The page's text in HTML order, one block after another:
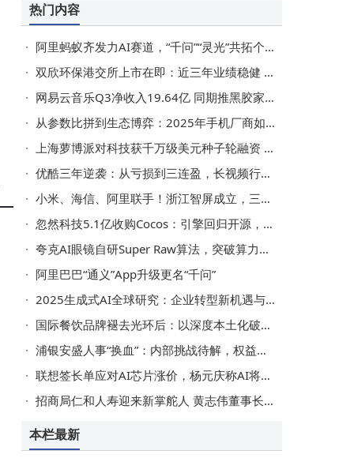
热门内容
阿里蚂蚁齐发力AI赛道，“千问”“灵光”共拓个人AI应用新蓝海
双欣环保港交所上市在即：近三年业绩稳健 2025上半年净利达2.81亿
网易云音乐Q3净收入19.64亿 同期推黑胶家庭会员及多项福利活动
从参数比拼到生态博弈：2025年手机厂商如何以体验破局存量市场？
上海萝博派对科技获千万级美元种子轮融资 携手经纬小米等共拓人形机器人新蓝海
优酷三年逆袭：从亏损到三连盈，长视频行业找到可持续发展新路径
小米、海信、阿里联手！浙江智屏成立，三方广告资源开启协同新篇
忽然科技5.1亿收购Cocos：引擎回归开源，AI赋能开启国产引擎新征程
夸克AI眼镜自研Super Raw算法，突破算力限制，暗光拍摄画质再升级
阿里巴巴“通义”App升级更名“千问”
2025生成式AI全球研究：企业转型新机遇与挑战并存
国际餐饮品牌褪去光环后：以深度本土化破局，读懂中国胃方能赢未来
浦银安盛人事“换血”：内部挑战待解，权益突围路在何方？
联想签长单应对AI芯片涨价，杨元庆称AI将走向普及无泡沫担忧
招商局仁和人寿迎来新掌舵人 黄志伟董事长任职资格正式获批
本栏最新